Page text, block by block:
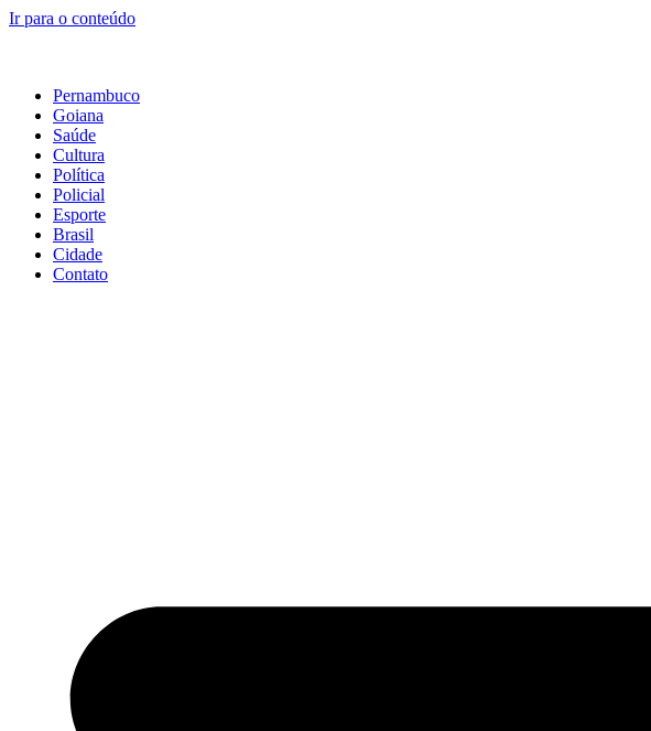
Ir para o conteúdo
Pernambuco
Goiana
Saúde
Cultura
Política
Policial
Esporte
Brasil
Cidade
Contato